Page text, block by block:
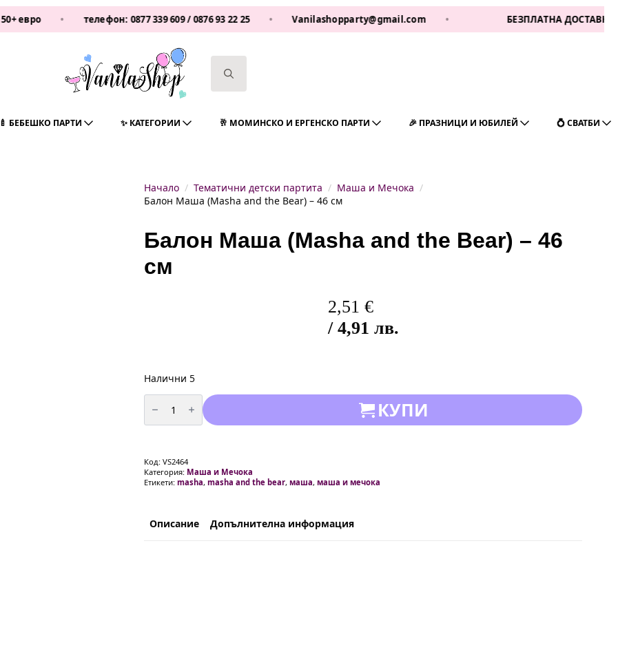
• телефон:0877 339 609/0876 93 22 25 • Vanilashopparty@gmail.com • БЕЗПЛАТНА ДОСТАВКА ЗА 1
🍼 БЕБЕШКО ПАРТИ ✨ КАТЕГОРИИ 🥂 МОМИНСКО И ЕРГЕНСКО ПАРТИ 🎉 ПРАЗНИЦИ И ЮБИЛЕЙ 💍 СВАТБИ
Начало Тематични детски партита
Маша и Мечока
Балон Маша (Masha and the Bear) – 46 см
Балон Маша (Masha and the Bear) – 46
см
2,51 €
/ 4,91 лв.
Налични 5
количество
за
Балон
Маша
the
Bear)
-
46
КУПИ
Код: VS2464
Категория: Маша и Мечока
Етикети: masha, masha and the bear, маша, маша и мечока
Описание Допълнителна информация